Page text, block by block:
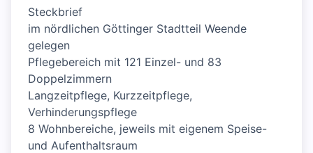
Steckbrief
im nördlichen Göttinger Stadtteil Weende
gelegen
Pflegebereich mit 121 Einzel- und 83
Doppelzimmern
Langzeitpflege, Kurzzeitpflege,
Verhinderungspflege
8 Wohnbereiche, jeweils mit eigenem Speise-
und Aufenthaltsraum